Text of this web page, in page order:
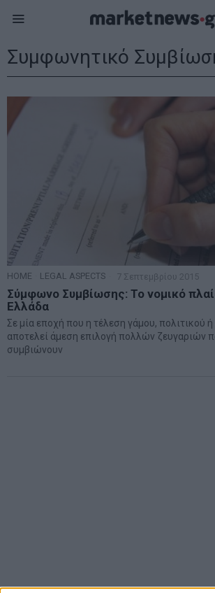
Συμφωνητικό
HOME LEGAL ASPECTS 7 Σεπτεμβρίου 2015
Σύμφωνο Συμβίωσης: Το νομικό
Ελλάδα
Σε μία εποχή που η τέλεση γάμου, πολιτικού
αποτελεί άμεση επιλογή πολλών ζευγαριών
συμβιώνουν